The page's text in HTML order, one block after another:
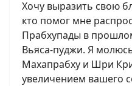
Хочу выразить свою
кто помог мне
Прабхупады в
Вьяса-пуджи. Я
Махапрабху и Шри
увеличением вашего